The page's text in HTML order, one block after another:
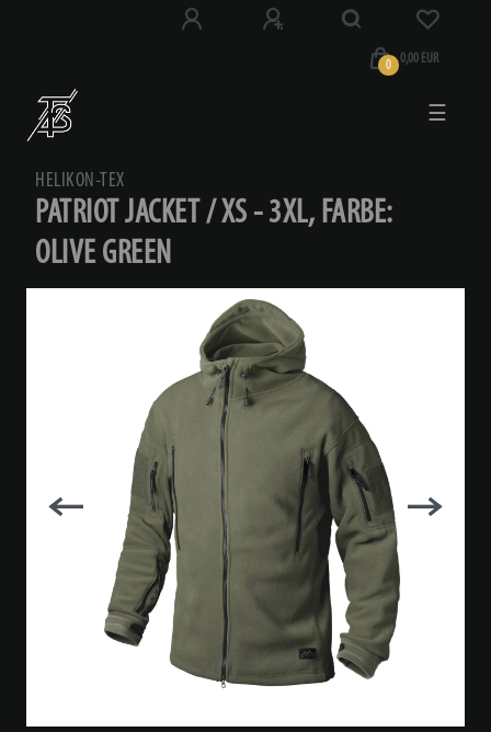
0 0,00 EUR
☰
HELIKON-TEX
PATRIOT JACKET / XS - 3XL, FARBE:
OLIVE GREEN